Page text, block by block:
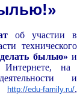
об участии в
технического
былью» и
Интернете, на
и
http://edu-family.ru/,